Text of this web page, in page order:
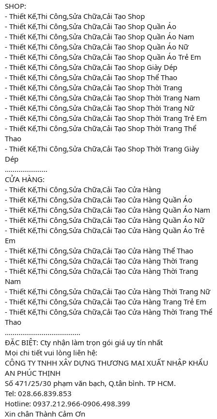
SHOP:
- Thiết Kế,Thi Công,Sửa Chữa,Cải Tạo Shop
- Thiết Kế,Thi Công,Sửa Chữa,Cải Tạo Shop Quần Áo
- Thiết Kế,Thi Công,Sửa Chữa,Cải Tạo Shop Quần Áo Nam
- Thiết Kế,Thi Công,Sửa Chữa,Cải Tạo Shop Quần Áo Nữ
- Thiết Kế,Thi Công,Sửa Chữa,Cải Tạo Shop Quần Áo Trẻ Em
- Thiết Kế,Thi Công,Sửa Chữa,Cải Tạo Shop Giày Dép
- Thiết Kế,Thi Công,Sửa Chữa,Cải Tạo Shop Thể Thao
- Thiết Kế,Thi Công,Sửa Chữa,Cải Tạo Shop Thời Trang
- Thiết Kế,Thi Công,Sửa Chữa,Cải Tạo Shop Thời Trang Nam
- Thiết Kế,Thi Công,Sửa Chữa,Cải Tạo Shop Thời Trang Nữ
- Thiết Kế,Thi Công,Sửa Chữa,Cải Tạo Shop Thời Trang Trẻ Em
- Thiết Kế,Thi Công,Sửa Chữa,Cải Tạo Shop Thời Trang Thể
Thao
- Thiết Kế,Thi Công,Sửa Chữa,Cải Tạo Shop Thời Trang Giày
Dép
......................
CỬA HÀNG:
- Thiết Kế,Thi Công,Sửa Chữa,Cải Tạo Cửa Hàng
- Thiết Kế,Thi Công,Sửa Chữa,Cải Tạo Cửa Hàng Quần Áo
- Thiết Kế,Thi Công,Sửa Chữa,Cải Tạo Cửa Hàng Quần Áo Nam
- Thiết Kế,Thi Công,Sửa Chữa,Cải Tạo Cửa Hàng Quần Áo Nữ
- Thiết Kế,Thi Công,Sửa Chữa,Cải Tạo Cửa Hàng Quần Áo Trẻ
Em
- Thiết Kế,Thi Công,Sửa Chữa,Cải Tạo Cửa Hàng Thể Thao
- Thiết Kế,Thi Công,Sửa Chữa,Cải Tạo Cửa Hàng Thời Trang
- Thiết Kế,Thi Công,Sửa Chữa,Cải Tạo Cửa Hàng Thời Trang
Nam
- Thiết Kế,Thi Công,Sửa Chữa,Cải Tạo Cửa Hàng Thời Trang Nữ
- Thiết Kế,Thi Công,Sửa Chữa,Cải Tạo Cửa Hàng Trang Trẻ Em
- Thiết Kế,Thi Công,Sửa Chữa,Cải Tạo Cửa Hàng Thời Trang Thể
Thao
.......................................
ĐẶC BIỆT: Cty nhận làm trọn gói giá uy tín nhất
Mọi chi tiết vui lòng liên hệ:
CÔNG TY TNHH XÂY DỰNG THƯƠNG MẠI XUẤT NHẬP KHẨU
AN PHÚC THỊNH
Số 471/25/30 phạm văn bạch, Q.tân bình. TP HCM.
Tel: 028.66.839.853
Hotline: 0937.212.966-0906.498.399
Xin chân Thành Cảm Ơn